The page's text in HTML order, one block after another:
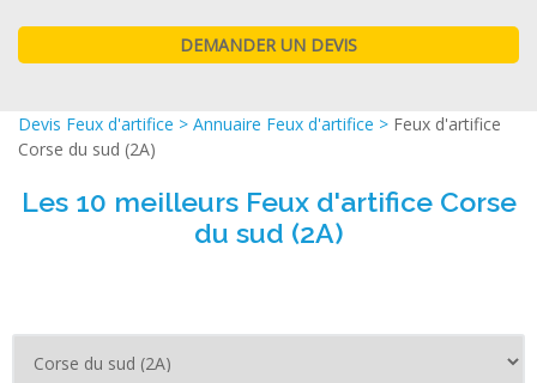
Devis Feux d'artifice > Annuaire Feux d'artifice > Feux d'artifice
Corse du sud (2A)
Les 10 meilleurs Feux d'artifice Corse
du sud (2A)